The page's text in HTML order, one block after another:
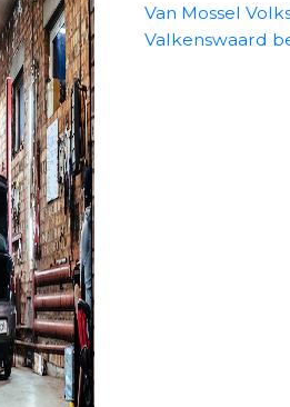
Van Mossel
Valkenswaard